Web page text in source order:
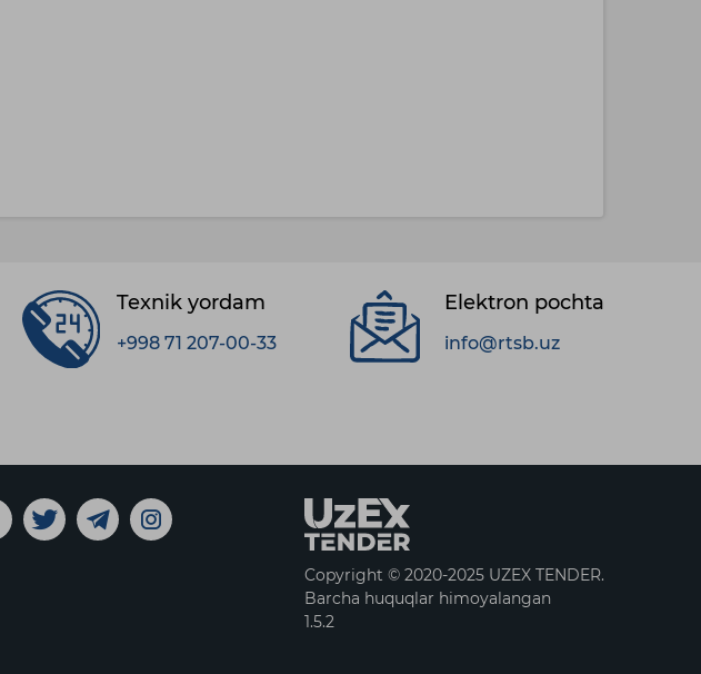
Texnik yordam
+998 71 207-00-33
Elektron pochta
info@rtsb.uz
Copyright © 2020-2025 UZEX TENDER.
Barcha huquqlar himoyalangan
1.5.2